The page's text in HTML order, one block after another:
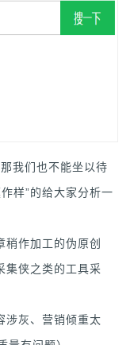
我们也不能坐以待
样”的给大家分析一
作加工的伪原创
集侠之类的工具采
涉灰、营销倾重太